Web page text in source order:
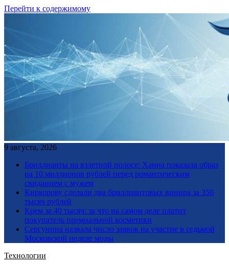
Перейти к содержимому
9 августа, 2026
Бриллианты на взлетной полосе: Ханна показала образ
на 10 миллионов рублей перед романтическим
свиданием с мужем
Киркорову сделали два бриллиантовых винира за 350
тысяч рублей
Крем за 40 тысяч: за что на самом деле платит
покупатель премиальной косметики
Сергунина назвала число заявок на участие в седьмой
Московской неделе моды
Технологии